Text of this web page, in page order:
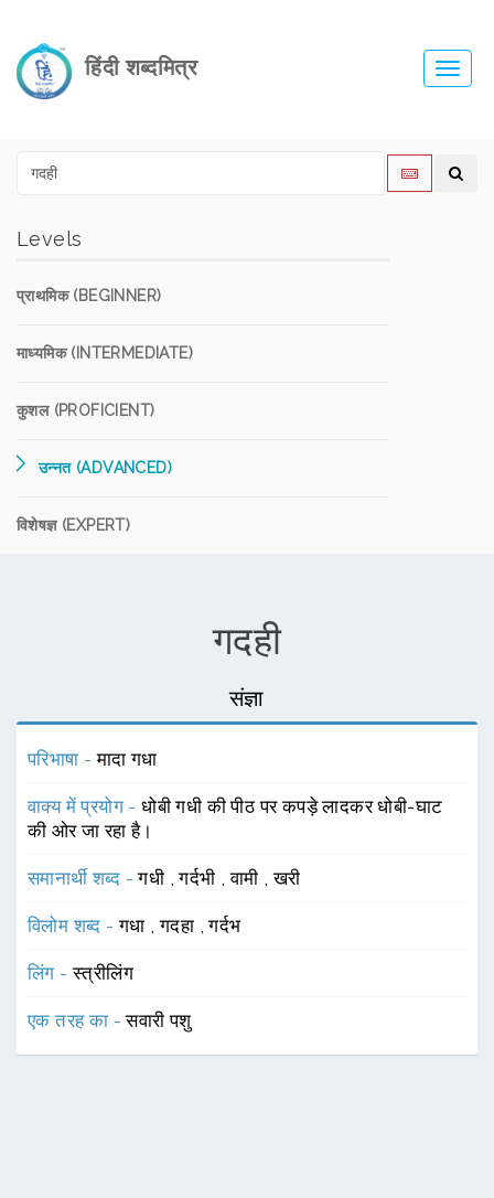
हिंदी शब्दमित्र
Levels
प्राथमिक (BEGINNER)
माध्यमिक (INTERMEDIATE)
कुशल (PROFICIENT)
उन्नत (ADVANCED)
विशेषज्ञ (EXPERT)
गदही
संज्ञा
परिभाषा -मादा गधा
वाक्य में प्रयोग -धोबी गधी की पीठ पर कपड़े लादकर धोबी-घाट
की ओर जा रहा है।
समानार्थी शब्द -गधी ,गर्दभी ,वामी ,खरी
विलोम शब्द -गधा ,गदहा ,गर्दभ
लिंग -स्त्रीलिंग
एक तरह का -सवारी पशु